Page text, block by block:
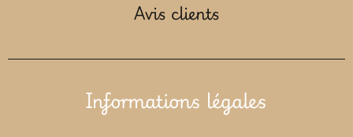
Avis clients
Informations légales